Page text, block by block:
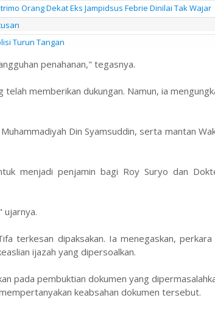
Orang Dekat Eks Jampidsus Febrie Dinilai Tak Wajar
Turun Tangan
penahanan," tegasnya.
memberikan dukungan. Namun, ia
Din Syamsuddin, serta mantan
menjadi penjamin bagi Roy Suryo dan
ujarnya.
terkesan dipaksakan. Ia menegaskan,
ijazah yang dipersoalkan.
pada pembuktian dokumen yang
keabsahan dokumen tersebut.